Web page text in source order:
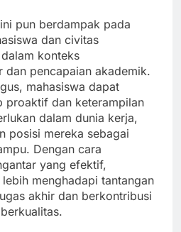
pun berdampak pada
dan civitas
konteks
dan pencapaian akademik.
mahasiswa dapat
proaktif dan keterampilan
dalam dunia kerja,
posisi mereka sebagai
Dengan cara
yang efektif,
menghadapi tantangan
akhir dan berkontribusi